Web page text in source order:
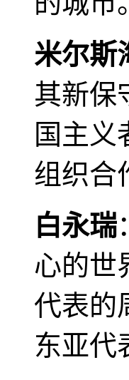
米尔斯
其新保
国主义
组织合
白永瑞
心的世
代表的
东亚代